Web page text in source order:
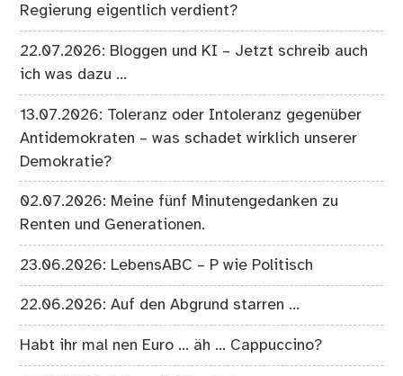
Regierung eigentlich verdient?
22.07.2026: Bloggen und KI – Jetzt schreib auch
ich was dazu …
13.07.2026: Toleranz oder Intoleranz gegenüber
Antidemokraten – was schadet wirklich unserer
Demokratie?
02.07.2026: Meine fünf Minutengedanken zu
Renten und Generationen.
23.06.2026: LebensABC – P wie Politisch
22.06.2026: Auf den Abgrund starren …
Habt ihr mal nen Euro … äh … Cappuccino?